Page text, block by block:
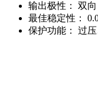
输出极性：
双向
最佳稳定性：
保护功能：
过